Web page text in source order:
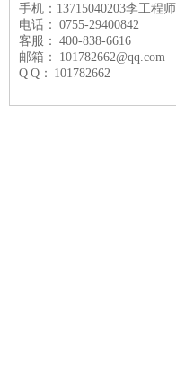
手机：13715040203李工程师
电话： 0755-29400842
客服： 400-838-6616
邮箱： 101782662@qq.com
Q Q： 101782662